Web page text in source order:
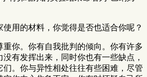
用的材料，你觉得是否也适合你呢？
重你。你有自我批判的倾向。你有许多
有发挥出来，同时你也有一些缺点，
们。你与异性相处往往有些困难，尽管